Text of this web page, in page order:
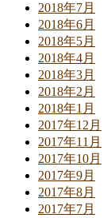
2018年7月
2018年6月
2018年5月
2018年4月
2018年3月
2018年2月
2018年1月
2017年12月
2017年11月
2017年10月
2017年9月
2017年8月
2017年7月